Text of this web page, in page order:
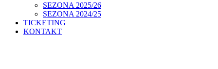
SEZONA 2025/26
SEZONA 2024/25
TICKETING
KONTAKT